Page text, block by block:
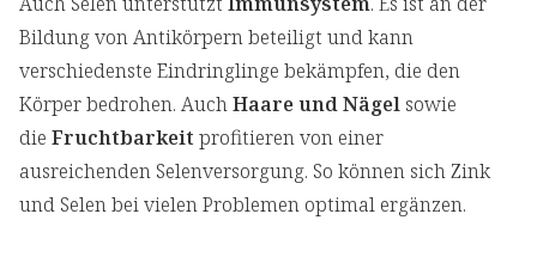
Bildung von Antikörpern beteiligt und kann
verschiedenste Eindringlinge bekämpfen, die den
Körper bedrohen. AuchHaare und Nägel sowie
die Fruchtbarkeit profitieren von einer
ausreichenden Selenversorgung. So können sich Zink
und Selen bei vielen Problemen optimal ergänzen.